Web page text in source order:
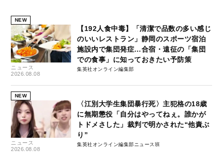
NEW
ニュース
2026.08.08
【192人食中毒】「清潔で品数の多い感じ
のいいレストラン」静岡のスポーツ宿泊
施設内で集団発症…合宿・遠征の「集団
での食事」に知っておきたい予防策
集英社オンライン編集部
NEW
ニュース
2026.08.08
〈江別大学生集団暴行死〉主犯格の18歳
に無期懲役「自分はやってねぇ。誰かが
トドメさした」裁判で明かされた“他責ぶ
り”
集英社オンライン編集部ニュース班